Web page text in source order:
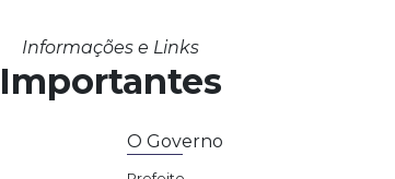
Informações e Links
Importantes
O Governo